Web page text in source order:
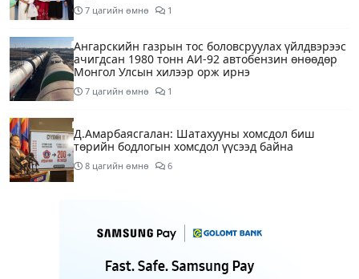
7 цагийн өмнө 1
Ангарскийн газрын тос боловсруулах үйлдвэрээс
ачигдсан 1980 тонн АИ-92 автобензин өнөөдөр
Монгол Улсын хилээр орж ирнэ
7 цагийн өмнө 1
Д.Амарбаясгалан: Шатахууны хомсдол биш
төрийн бодлогын хомсдол үүсээд байна
8 цагийн өмнө 6
23:00 цагаас түр хааж, борооны ус зайлуулах
шугамын хөндлөн сэтэлгээ хийнэ